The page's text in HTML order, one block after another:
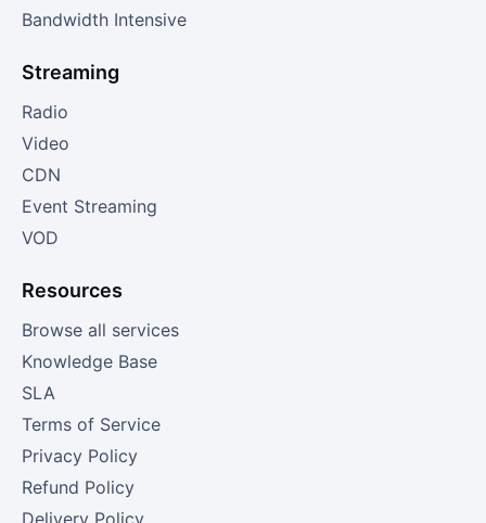
Bandwidth Intensive
Streaming
Radio
Video
CDN
Event Streaming
VOD
Resources
Browse all services
Knowledge Base
SLA
Terms of Service
Privacy Policy
Refund Policy
Delivery Policy